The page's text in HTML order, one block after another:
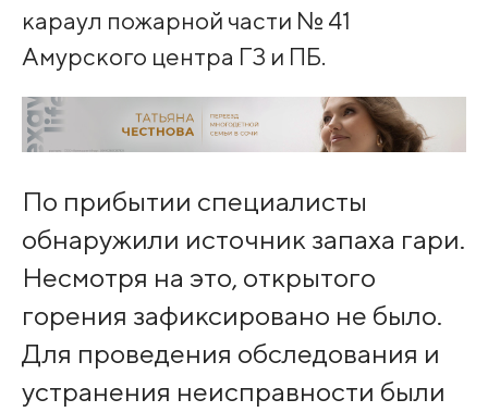
караул пожарной части № 41
Амурского центра ГЗ и ПБ.
По прибытии специалисты
обнаружили источник запаха гари.
Несмотря на это, открытого
горения зафиксировано не было.
Для проведения обследования и
устранения неисправности были